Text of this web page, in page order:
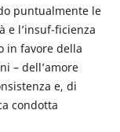
puntualmente le
e l’insuf-ficienza
in favore della
– dell’amore
e, di
condotta